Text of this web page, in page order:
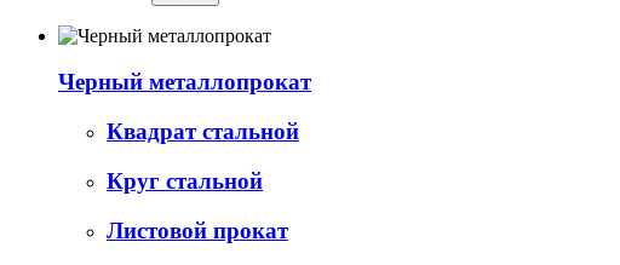
Черный металлопрокат
Квадрат стальной
Круг стальной
Листовой прокат